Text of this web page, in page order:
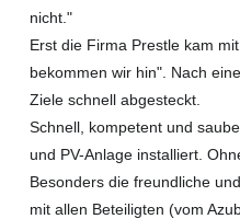
nicht."
Erst die Firma Prestle kam
bekommen wir hin". Nach
Ziele schnell abgesteckt.
Schnell, kompetent und
und PV-Anlage installiert.
Besonders die freundliche
mit allen Beteiligten (vom